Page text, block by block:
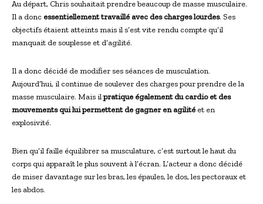
Au départ, Chris souhaitait prendre beaucoup de masse musculaire.
Il a donc essentiellement travaillé avec des charges lourdes. Ses
objectifs étaient atteints mais il s’est vite rendu compte qu’il
manquait de souplesse et d’agilité.
Il a donc décidé de modifier ses séances de musculation.
Aujourd’hui, il continue de soulever des charges pour prendre de la
masse musculaire. Mais ilpratique également du cardio et des
mouvements qui lui permettent de gagner en agilité et en
explosivité.
Bien qu’il faille équilibrer sa musculature, c’est surtout le haut du
corps qui apparaît le plus souvent à l’écran. L’acteur a donc décidé
de miser davantage sur les bras, les épaules, le dos, les pectoraux et
les abdos.